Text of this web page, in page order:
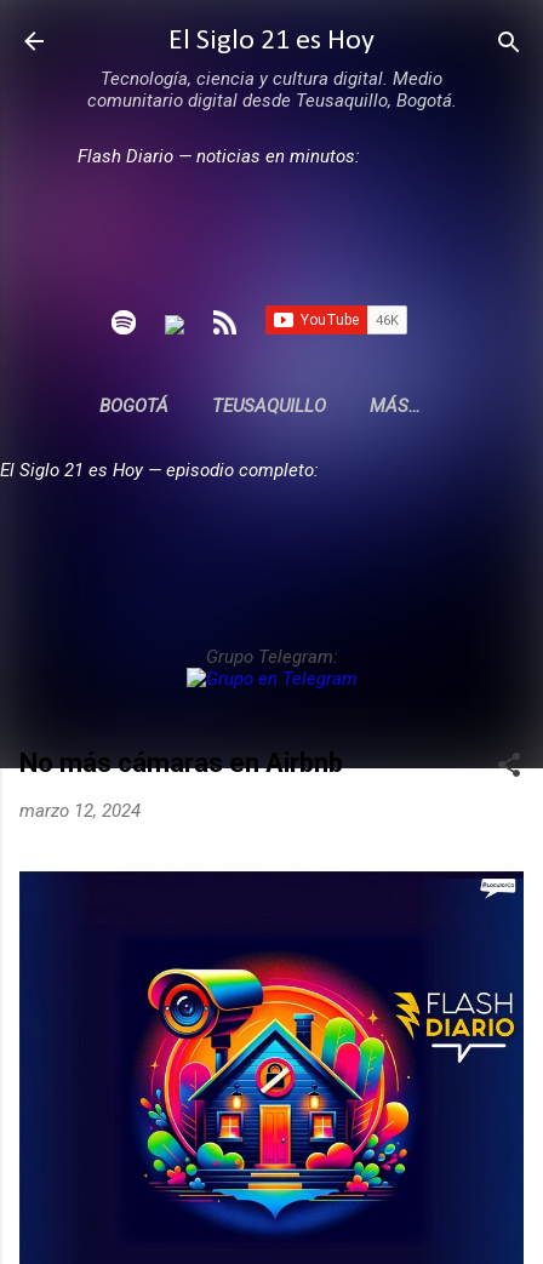
Ir al contenido principal
El Siglo 21 es Hoy
Tecnología, ciencia y cultura digital. Medio
comunitario digital desde Teusaquillo, Bogotá.
Flash Diario — noticias en minutos:
BOGOTÁ TEUSAQUILLO MÁS…
El Siglo 21 es Hoy — episodio completo:
Grupo Telegram:
No más cámaras en Airbnb
marzo 12, 2024